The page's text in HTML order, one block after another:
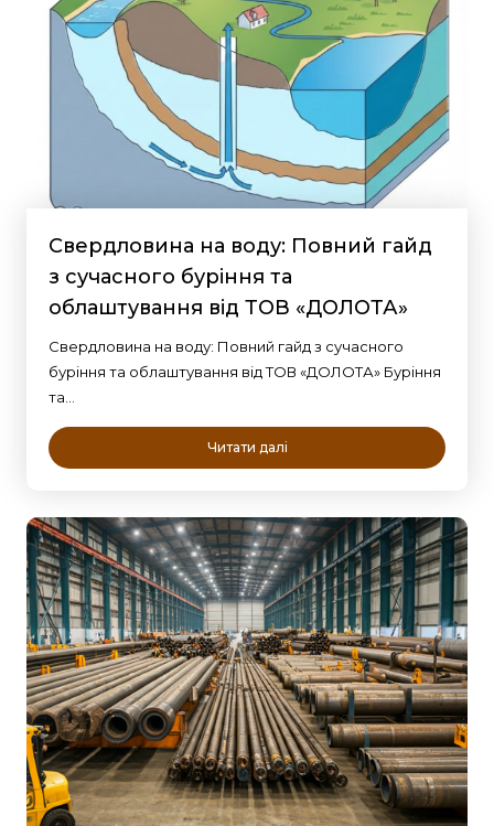
Свердловина на воду: Повний гайд
з сучасного буріння та
облаштування від ТОВ «ДОЛОТА»
Свердловина на воду: Повний гайд з сучасного
буріння та облаштування від ТОВ «ДОЛОТА» Буріння
та…
Читати далі